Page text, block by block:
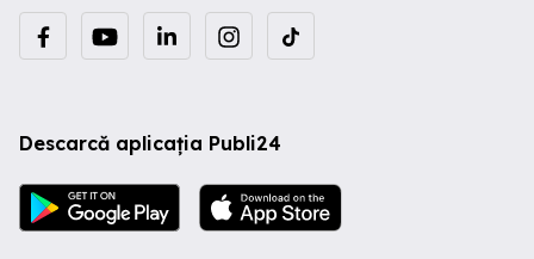
Descarcă aplicația Publi24